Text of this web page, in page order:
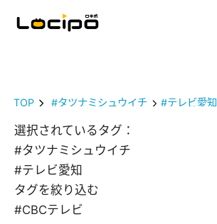
TOP #タツナミシュウイチ #テレビ愛知
選択されているタグ：
#タツナミシュウイチ
#テレビ愛知
タグを絞り込む
#CBCテレビ